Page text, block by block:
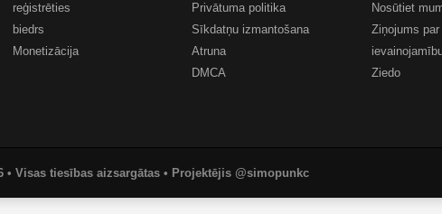
reģistrēties
biedrs
Monetizācija
Privātuma politika
Sīkdatņu izmantošana
Atruna
DMCA
Nosūtiet
Ziņojums par
Ziedo
• Visas tiesības aizsargātas • Projektējis @simopunkc